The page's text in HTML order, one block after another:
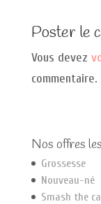
Poster le
Vous devez
commentaire.
Nos offres
Grossesse
Nouveau-né
Smash the